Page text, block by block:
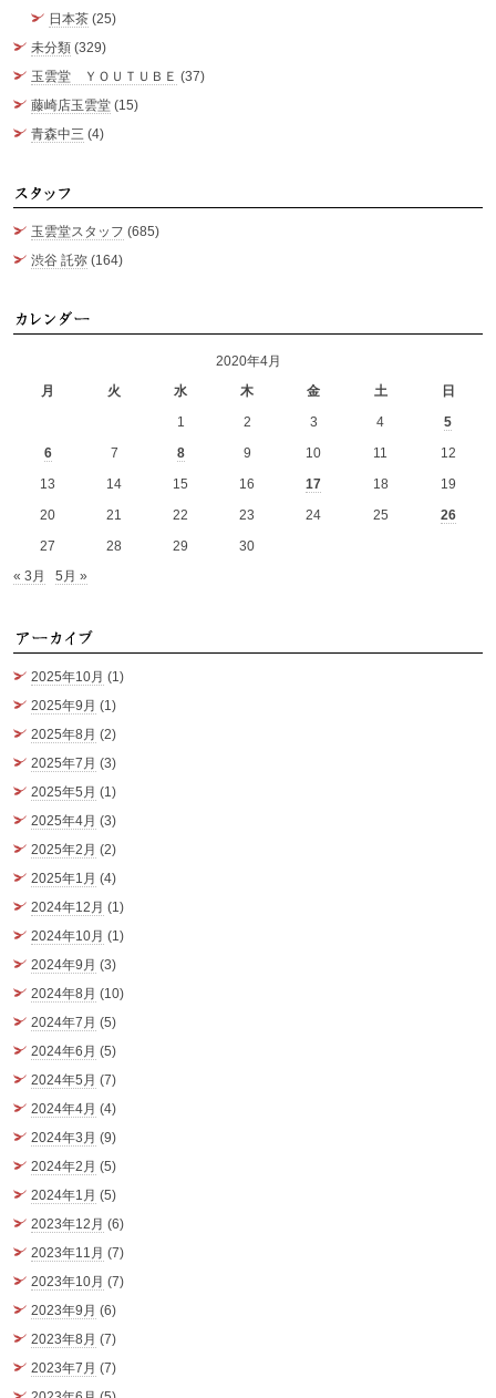
日本茶 (25)
未分類 (329)
玉雲堂 ＹＯＵＴＵＢＥ (37)
藤崎店玉雲堂 (15)
青森中三 (4)
玉雲堂スタッフ (685)
渋谷 託弥 (164)
2020年4月
月
火 水 木 金 土
日
1
2 3 4
5
6
7 8 9 10 11
12
13
14 15 16 17 18
19
20
21 22 23 24 25
26
27
28 29
30
« 3月
5月 »
2025年10月 (1)
2025年9月 (1)
2025年8月 (2)
2025年7月 (3)
2025年5月 (1)
2025年4月 (3)
2025年2月 (2)
2025年1月 (4)
2024年12月 (1)
2024年10月 (1)
2024年9月 (3)
2024年8月 (10)
2024年7月 (5)
2024年6月 (5)
2024年5月 (7)
2024年4月 (4)
2024年3月 (9)
2024年2月 (5)
2024年1月 (5)
2023年12月 (6)
2023年11月 (7)
2023年10月 (7)
2023年9月 (6)
2023年8月 (7)
2023年7月 (7)